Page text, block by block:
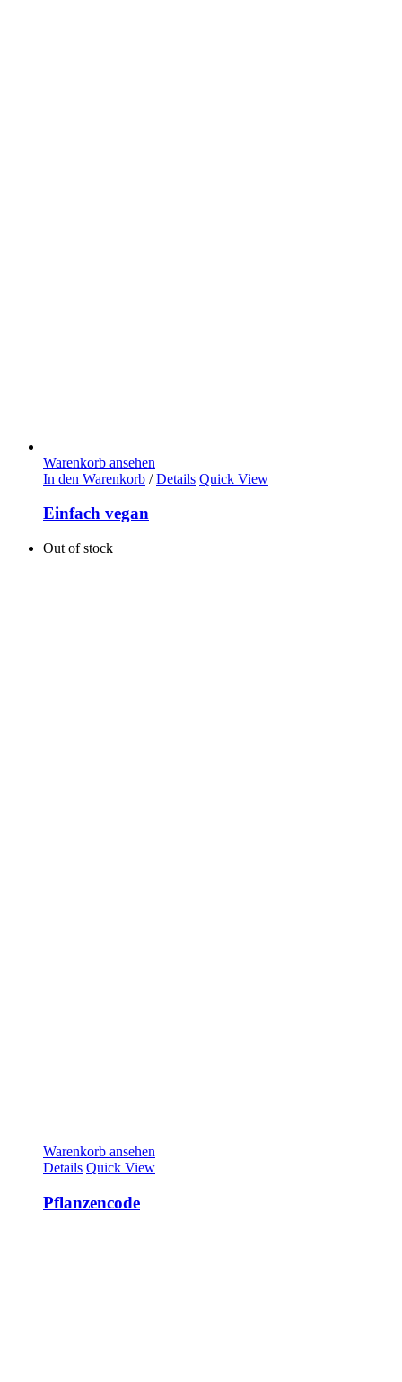
Warenkorb ansehen
In den Warenkorb / Details Quick View
Einfach vegan
Out of stock
Warenkorb ansehen
Details Quick View
Pflanzencode